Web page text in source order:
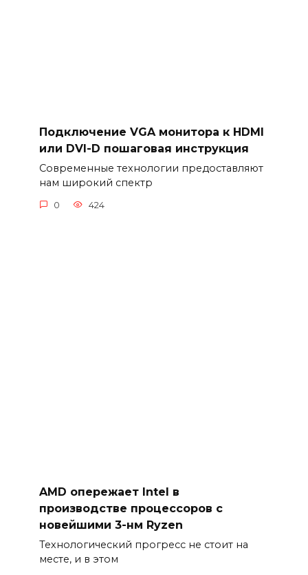
Подключение VGA монитора к HDMI
или DVI-D пошаговая инструкция
Современные технологии предоставляют
нам широкий спектр
0 424
AMD опережает Intel в
производстве процессоров с
новейшими 3-нм Ryzen
Технологический прогресс не стоит на
месте, и в этом